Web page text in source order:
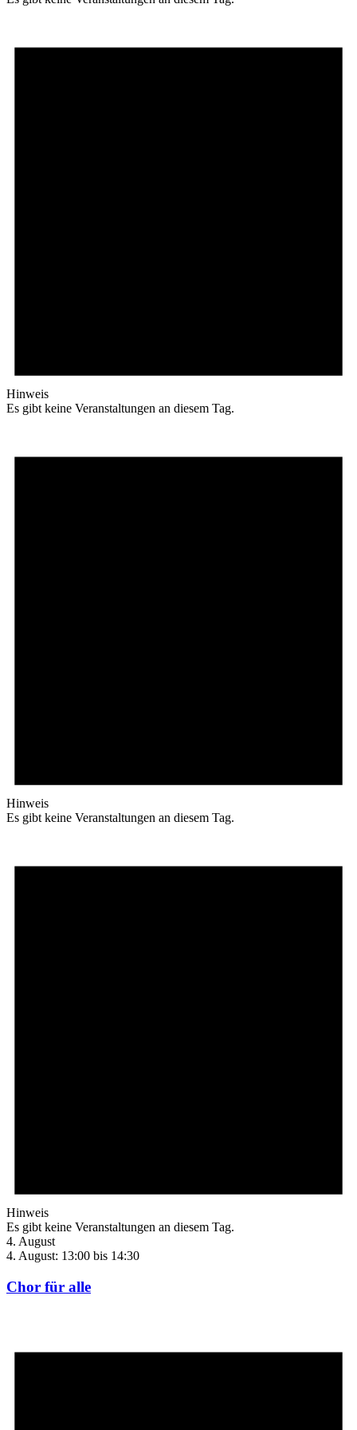
Hinweis
Es gibt keine Veranstaltungen an diesem Tag.
Hinweis
Es gibt keine Veranstaltungen an diesem Tag.
Hinweis
Es gibt keine Veranstaltungen an diesem Tag.
4. August
4. August: 13:00 bis 14:30
Chor für alle